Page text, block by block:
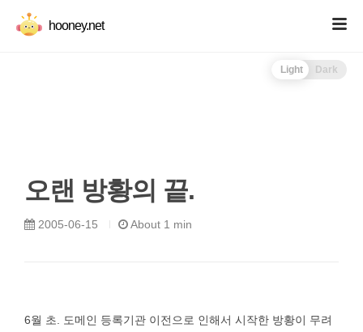
hooney.net
Light Dark
오랜 방황의 끝.
2005-06-15 About 1 min
6월 초. 도메인 등록기관 이전으로 인해서 시작한 방황이 무려